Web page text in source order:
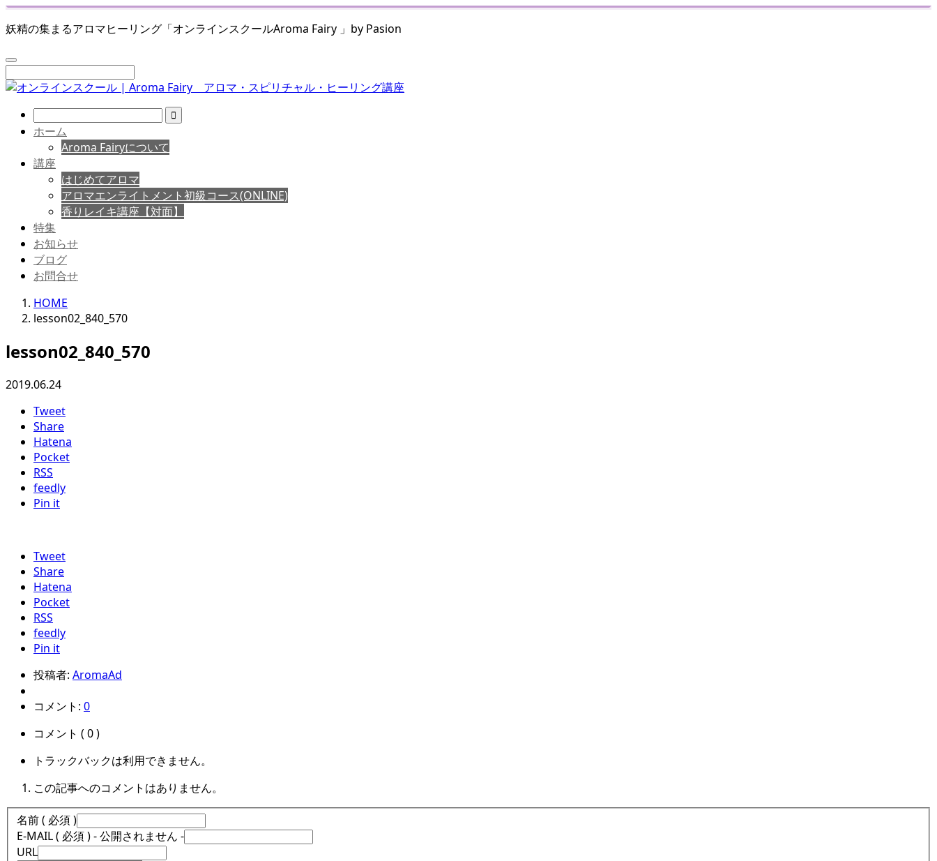
妖精の集まるアロマヒーリング「オンラインスクールAroma Fairy 」by Pasion
ホーム
Aroma Fairyについて
講座
はじめてアロマ
アロマエンライトメント初級コース(ONLINE)
香りレイキ講座【対面】
特集
お知らせ
ブログ
お問合せ
HOME
lesson02_840_570
lesson02_840_570
2019.06.24
Tweet
Share
Hatena
Pocket
RSS
feedly
Pin it
Tweet
Share
Hatena
Pocket
RSS
feedly
Pin it
投稿者: AromaAd
コメント: 0
コメント ( 0 )
トラックバックは利用できません。
この記事へのコメントはありません。
名前 ( 必須 )
E-MAIL ( 必須 ) - 公開されません -
URL